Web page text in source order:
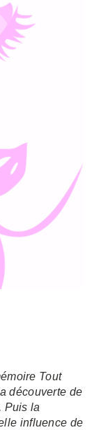
Tout
découverte de
Puis la
influence de